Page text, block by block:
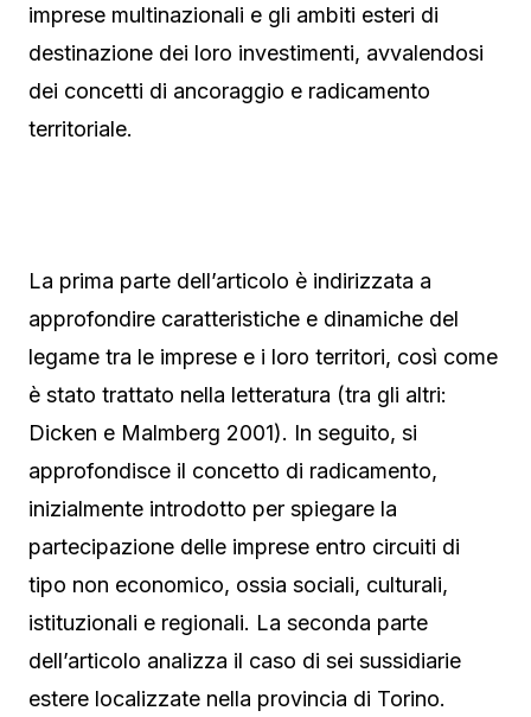
imprese multinazionali e gli ambiti esteri di
destinazione dei loro investimenti, avvalendosi
dei concetti di ancoraggio e radicamento
territoriale.
La prima parte dell’articolo è indirizzata a
approfondire caratteristiche e dinamiche del
legame tra le imprese e i loro territori, così come
è stato trattato nella letteratura (tra gli altri:
Dicken e Malmberg 2001). In seguito, si
approfondisce il concetto di radicamento,
inizialmente introdotto per spiegare la
partecipazione delle imprese entro circuiti di
tipo non economico, ossia sociali, culturali,
istituzionali e regionali. La seconda parte
dell’articolo analizza il caso di sei sussidiarie
estere localizzate nella provincia di Torino.